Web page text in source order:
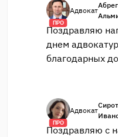
ПРО
Адвокат
Поздравляю
днем
благодарных
ПРО
Адвокат
Поздравляю с